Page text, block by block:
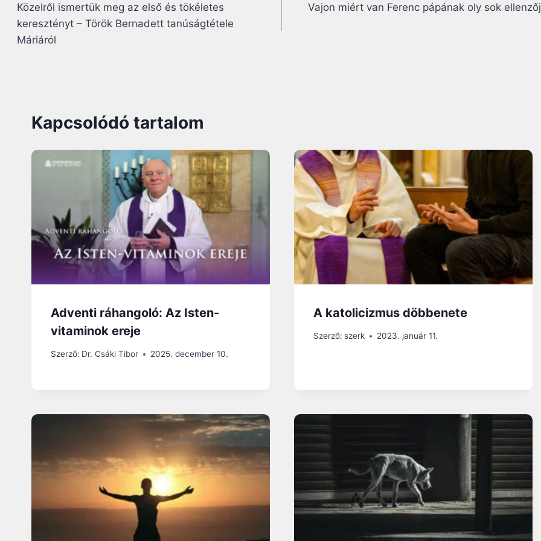
navigáció
Közelről ismertük meg az első és tökéletes
keresztényt – Török Bernadett tanúságtétele
Máriáról
Vajon miért van Ferenc pápának oly sok
Kapcsolódó tartalom
Adventi ráhangoló: Az Isten-
vitaminok ereje
Szerző: Dr. Csáki Tibor 2025. december 10.
A katolicizmus döbbenete
Szerző: szerk 2023. január 11.